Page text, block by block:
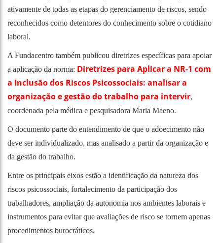
ativamente de todas as etapas do gerenciamento de riscos, sendo
reconhecidos como detentores do conhecimento sobre o cotidiano
laboral.
A Fundacentro também publicou diretrizes específicas para apoiar
a aplicação da norma: Diretrizes para Aplicar a NR-1 com
a Inclusão dos Riscos Psicossociais: analisar a
organização e gestão do trabalho para intervir,
coordenada pela médica e pesquisadora Maria Maeno.
O documento parte do entendimento de que o adoecimento não
deve ser individualizado, mas analisado a partir da organização e
da gestão do trabalho.
Entre os principais eixos estão a identificação da natureza dos
riscos psicossociais, fortalecimento da participação dos
trabalhadores, ampliação da autonomia nos ambientes laborais e
instrumentos para evitar que avaliações de risco se tornem apenas
procedimentos burocráticos.